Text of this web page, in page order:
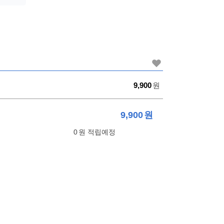
가
9,900원
9,900원
0원 적립예정